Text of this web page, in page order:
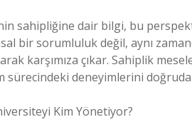
sahipliğine dair bilgi, bu
bir sorumluluk değil, aynı
karşımıza çıkar. Sahiplik
sürecindeki deneyimlerini
Kim Yönetiyor?